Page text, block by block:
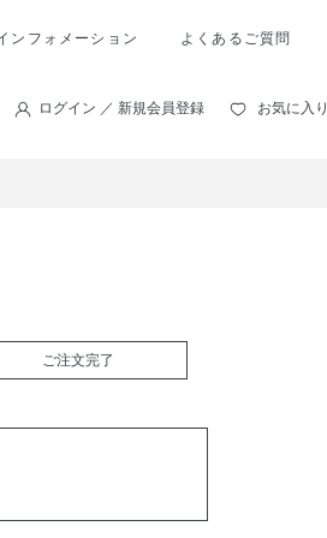
ンフォメーション よくあるご質問
ログイン ／ 新規会員登録 お気に入り
ご注文完了